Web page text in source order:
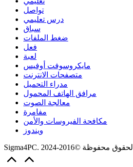
تواصل
درس تعليمي
سباق
ضغط الملفات
فعل
لعبة
مايكروسوفت أوفيس
متصفحات الانترنت
مدراء التحميل
مرافق الهاتف المحمول
معالجة الصوت
مفامرة
مكافحة الفيروسات والأمن
ويندوز
Sigma4PC. الحقوق محفوظة ©2016-2024